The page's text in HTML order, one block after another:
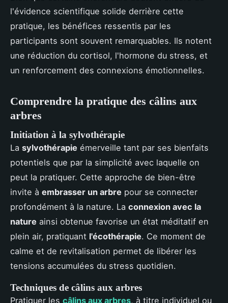
l'évidence scientifique solide derrière cette
pratique, les bénéfices ressentis par les
participants sont souvent remarquables. Ils notent
une réduction du cortisol, l'hormone du stress, et
un renforcement des connexions émotionnelles.
Comprendre la pratique des câlins aux
arbres
Initiation à la sylvothérapie
La sylvothérapie émerveille tant par ses bienfaits
potentiels que par la simplicité avec laquelle on
peut la pratiquer. Cette approche de bien-être
invite à embrasser un arbre pour se connecter
profondément à la nature. La connexion avec la
nature ainsi obtenue favorise un état méditatif en
plein air, pratiquant l'écothérapie. Ce moment de
calme et de revitalisation permet de libérer les
tensions accumulées du stress quotidien.
Techniques de câlins aux arbres
Pratiquer les câlins aux arbres, à titre individuel ou